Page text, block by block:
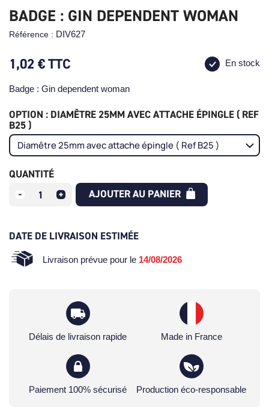
BADGE : GIN DEPENDENT WOMAN
Référence : DIV627
1,02 €TTC En stock
Badge : Gin dependent woman
OPTION : DIAMÊTRE 25MM AVEC ATTACHE ÉPINGLE ( REF
B25 )
QUANTITÉ
AJOUTER AU PANIER
DATE DE LIVRAISON ESTIMÉE
Livraison prévue pour le 14/08/2026
Délais de livraison rapide Made in France
Paiement 100% sécurisé Production éco-responsable